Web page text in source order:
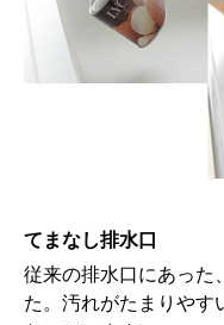
てまなし排水口
従来の排水口にあった
た。汚れがたまりやす